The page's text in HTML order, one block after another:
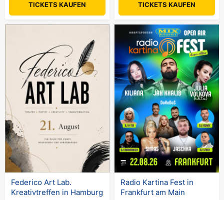
TICKETS KAUFEN TICKETS KAUFEN
Federico Art Lab.
Kreativtreffen in Hamburg
Radio Kartina Fest in
Frankfurt am Main